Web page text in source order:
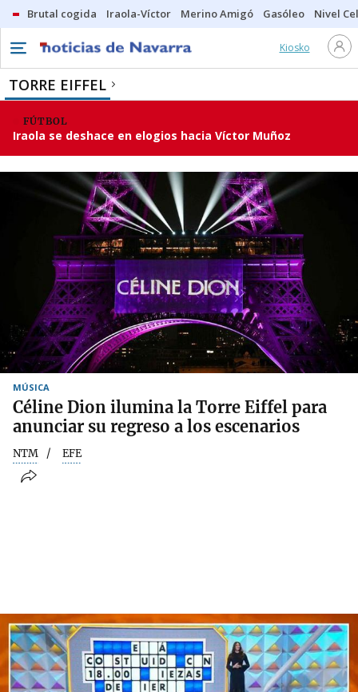
Brutal cogida Iraola-Víctor Merino Amigó Gasóleo Nivel
Kiosko
TORRE EIFFEL
FÚTBOL
Iraola se deshace en elogios hacia Víctor Muñoz
MÚSICA
Céline Dion ilumina la Torre Eiffel para
anunciar su regreso a los escenarios
NTM EFE